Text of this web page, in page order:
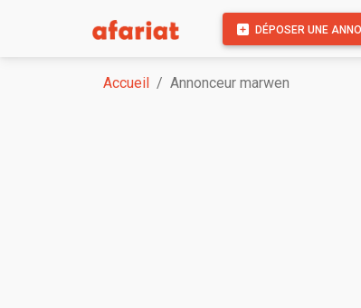
DÉPOSER UNE
Accueil Annonceur marwen